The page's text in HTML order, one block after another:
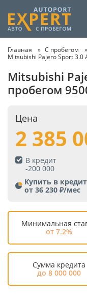
Главная С пробегом
Mitsubishi Pajero Sport 3.0
Mitsubishi
пробегом
Цена
2 385
В кредит
-200 000
Купить в кредит
от 36 230 ₽/мес
Минимальная
от 7.2%
Сумма кредита
до 8 000 000